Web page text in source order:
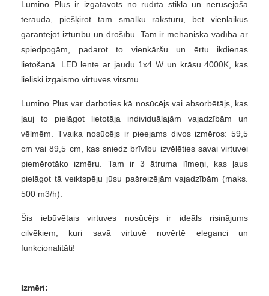
Lumino Plus ir izgatavots no rūdīta stikla un nerūsējošā
tērauda, ​​piešķirot tam smalku raksturu, bet vienlaikus
garantējot izturību un drošību. Tam ir mehāniska vadība ar
spiedpogām, padarot to vienkāršu un ērtu ikdienas
lietošanā. LED lente ar jaudu 1x4 W un krāsu 4000K, kas
lieliski izgaismo virtuves virsmu.
Lumino Plus var darboties kā nosūcējs vai absorbētājs, kas
ļauj to pielāgot lietotāja individuālajām vajadzībām un
vēlmēm. Tvaika nosūcējs ir pieejams divos izmēros: 59,5
cm vai 89,5 cm, kas sniedz brīvību izvēlēties savai virtuvei
piemērotāko izmēru. Tam ir 3 ātruma līmeņi, kas ļaus
pielāgot tā veiktspēju jūsu pašreizējām vajadzībām (maks.
500 m3/h).
Šis iebūvētais virtuves nosūcējs ir ideāls risinājums
cilvēkiem, kuri savā virtuvē novērtē eleganci un
funkcionalitāti!
Izmēri: